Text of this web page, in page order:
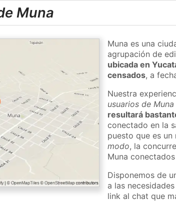
Muna
Muna es una
agrupación de
ubicada en
censados, a
Nuestra
usuarios de
resultará
conectado en la
puesto que es
modo, la
Muna
Disponemos de
a las
link al chat que